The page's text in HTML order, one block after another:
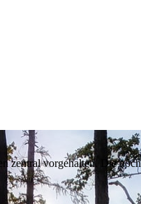
zentral vorgehalten. Die